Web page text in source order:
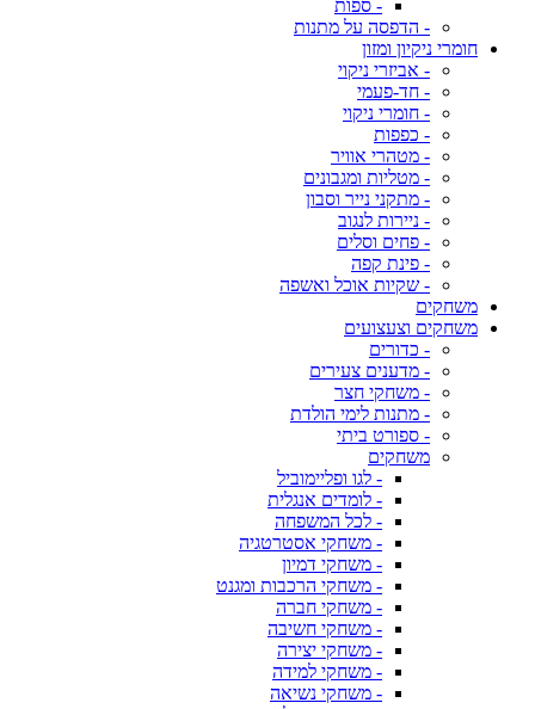
- ספות
- הדפסה על מתנות
חומרי ניקיון ומזון
- אביזרי ניקוי
- חד-פעמי
- חומרי ניקוי
- כפפות
- מטהרי אוויר
- מטליות ומגבונים
- מתקני נייר וסבון
- ניירות לנגוב
- פחים וסלים
- פינת קפה
- שקיות אוכל ואשפה
משחקים
משחקים וצעצועים
- כדורים
- מדענים צעירים
- משחקי חצר
- מתנות לימי הולדת
- ספורט ביתי
משחקים
- לגו ופליימוביל
- לומדים אנגלית
- לכל המשפחה
- משחקי אסטרטגיה
- משחקי דמיון
- משחקי הרכבות ומגנט
- משחקי חברה
- משחקי חשיבה
- משחקי יצירה
- משחקי למידה
- משחקי נשיאה